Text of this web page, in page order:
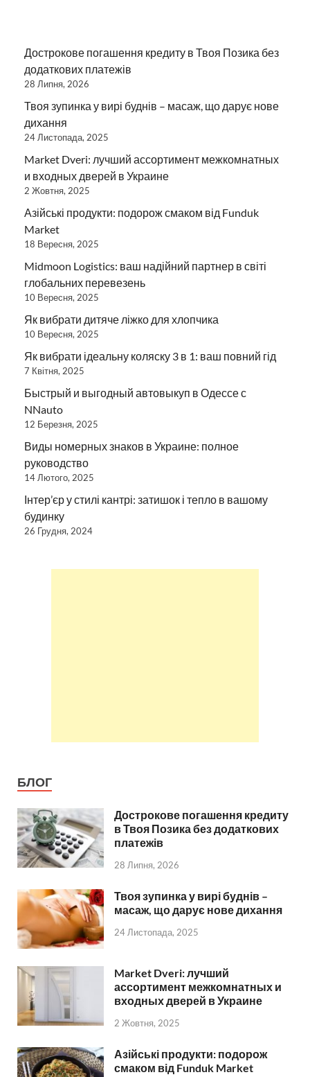
Дострокове погашення кредиту в Твоя Позика без
додаткових платежів
28 Липня, 2026
Твоя зупинка у вирі буднів – масаж, що дарує нове
дихання
24 Листопада, 2025
Market Dveri: лучший ассортимент межкомнатных
и входных дверей в Украине
2 Жовтня, 2025
Азійські продукти: подорож смаком від Funduk
Market
18 Вересня, 2025
Midmoon Logistics: ваш надійний партнер в світі
глобальних перевезень
10 Вересня, 2025
Як вибрати дитяче ліжко для хлопчика
10 Вересня, 2025
Як вибрати ідеальну коляску 3 в 1: ваш повний гід
7 Квітня, 2025
Быстрый и выгодный автовыкуп в Одессе с
NNauto
12 Березня, 2025
Виды номерных знаков в Украине: полное
руководство
14 Лютого, 2025
Інтер’єр у стилі кантрі: затишок і тепло в вашому
будинку
26 Грудня, 2024
БЛОГ
Дострокове погашення кредиту
в Твоя Позика без додаткових
платежів
28 Липня, 2026
Твоя зупинка у вирі буднів –
масаж, що дарує нове дихання
24 Листопада, 2025
Market Dveri: лучший
ассортимент межкомнатных и
входных дверей в Украине
2 Жовтня, 2025
Азійські продукти: подорож
смаком від Funduk Market